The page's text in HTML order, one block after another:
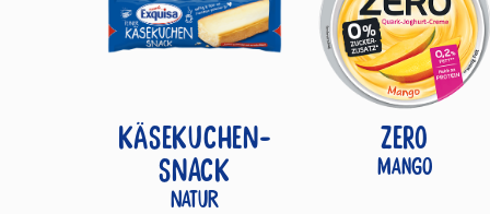
KÄSEKUCHEN-
SNACK
Natur
ZERO
Mango